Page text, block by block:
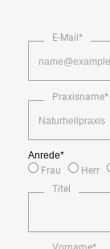
E-Mail*
Praxisname*
Anrede*
Frau
Herr
Titel